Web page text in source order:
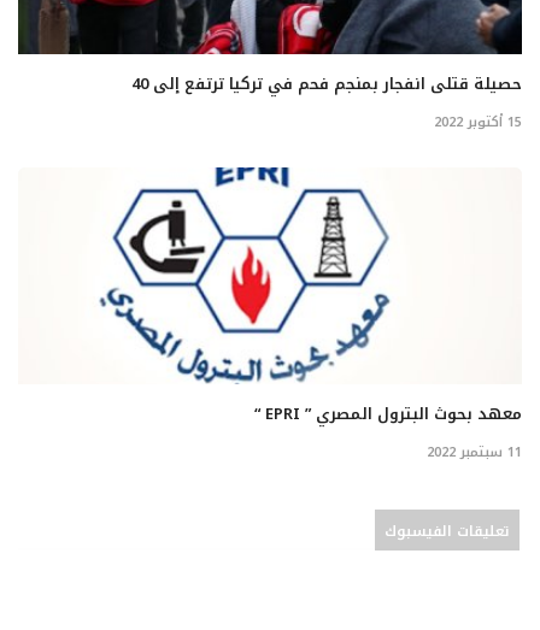
حصيلة قتلى انفجار بمنجم فحم في تركيا ترتفع إلى 40
15 أكتوبر 2022
معهد بحوث البترول المصري ” EPRI “
11 سبتمبر 2022
تعليقات الفيسبوك